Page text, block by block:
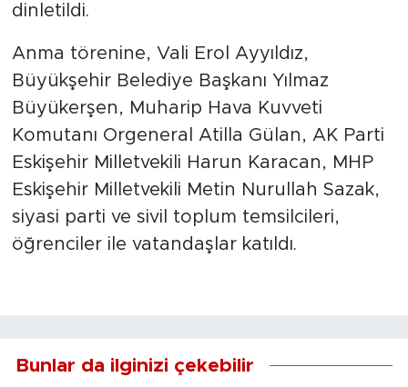
dinletildi.
Anma törenine, Vali Erol Ayyıldız,
Büyükşehir Belediye Başkanı Yılmaz
Büyükerşen, Muharip Hava Kuvveti
Komutanı Orgeneral Atilla Gülan, AK Parti
Eskişehir Milletvekili Harun Karacan, MHP
Eskişehir Milletvekili Metin Nurullah Sazak,
siyasi parti ve sivil toplum temsilcileri,
öğrenciler ile vatandaşlar katıldı.
Bunlar da ilginizi çekebilir